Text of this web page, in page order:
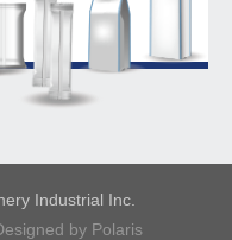
Industrial Inc.
by Polaris